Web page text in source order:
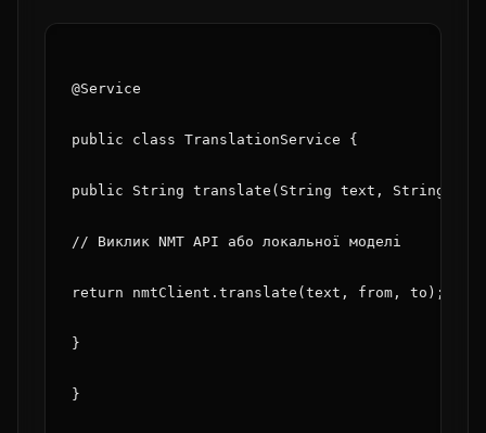
@Service
public class TranslationService {
public String translate(String text, String
// Виклик NMT API або локальної моделі
return nmtClient.translate(text, from, to);
}
}